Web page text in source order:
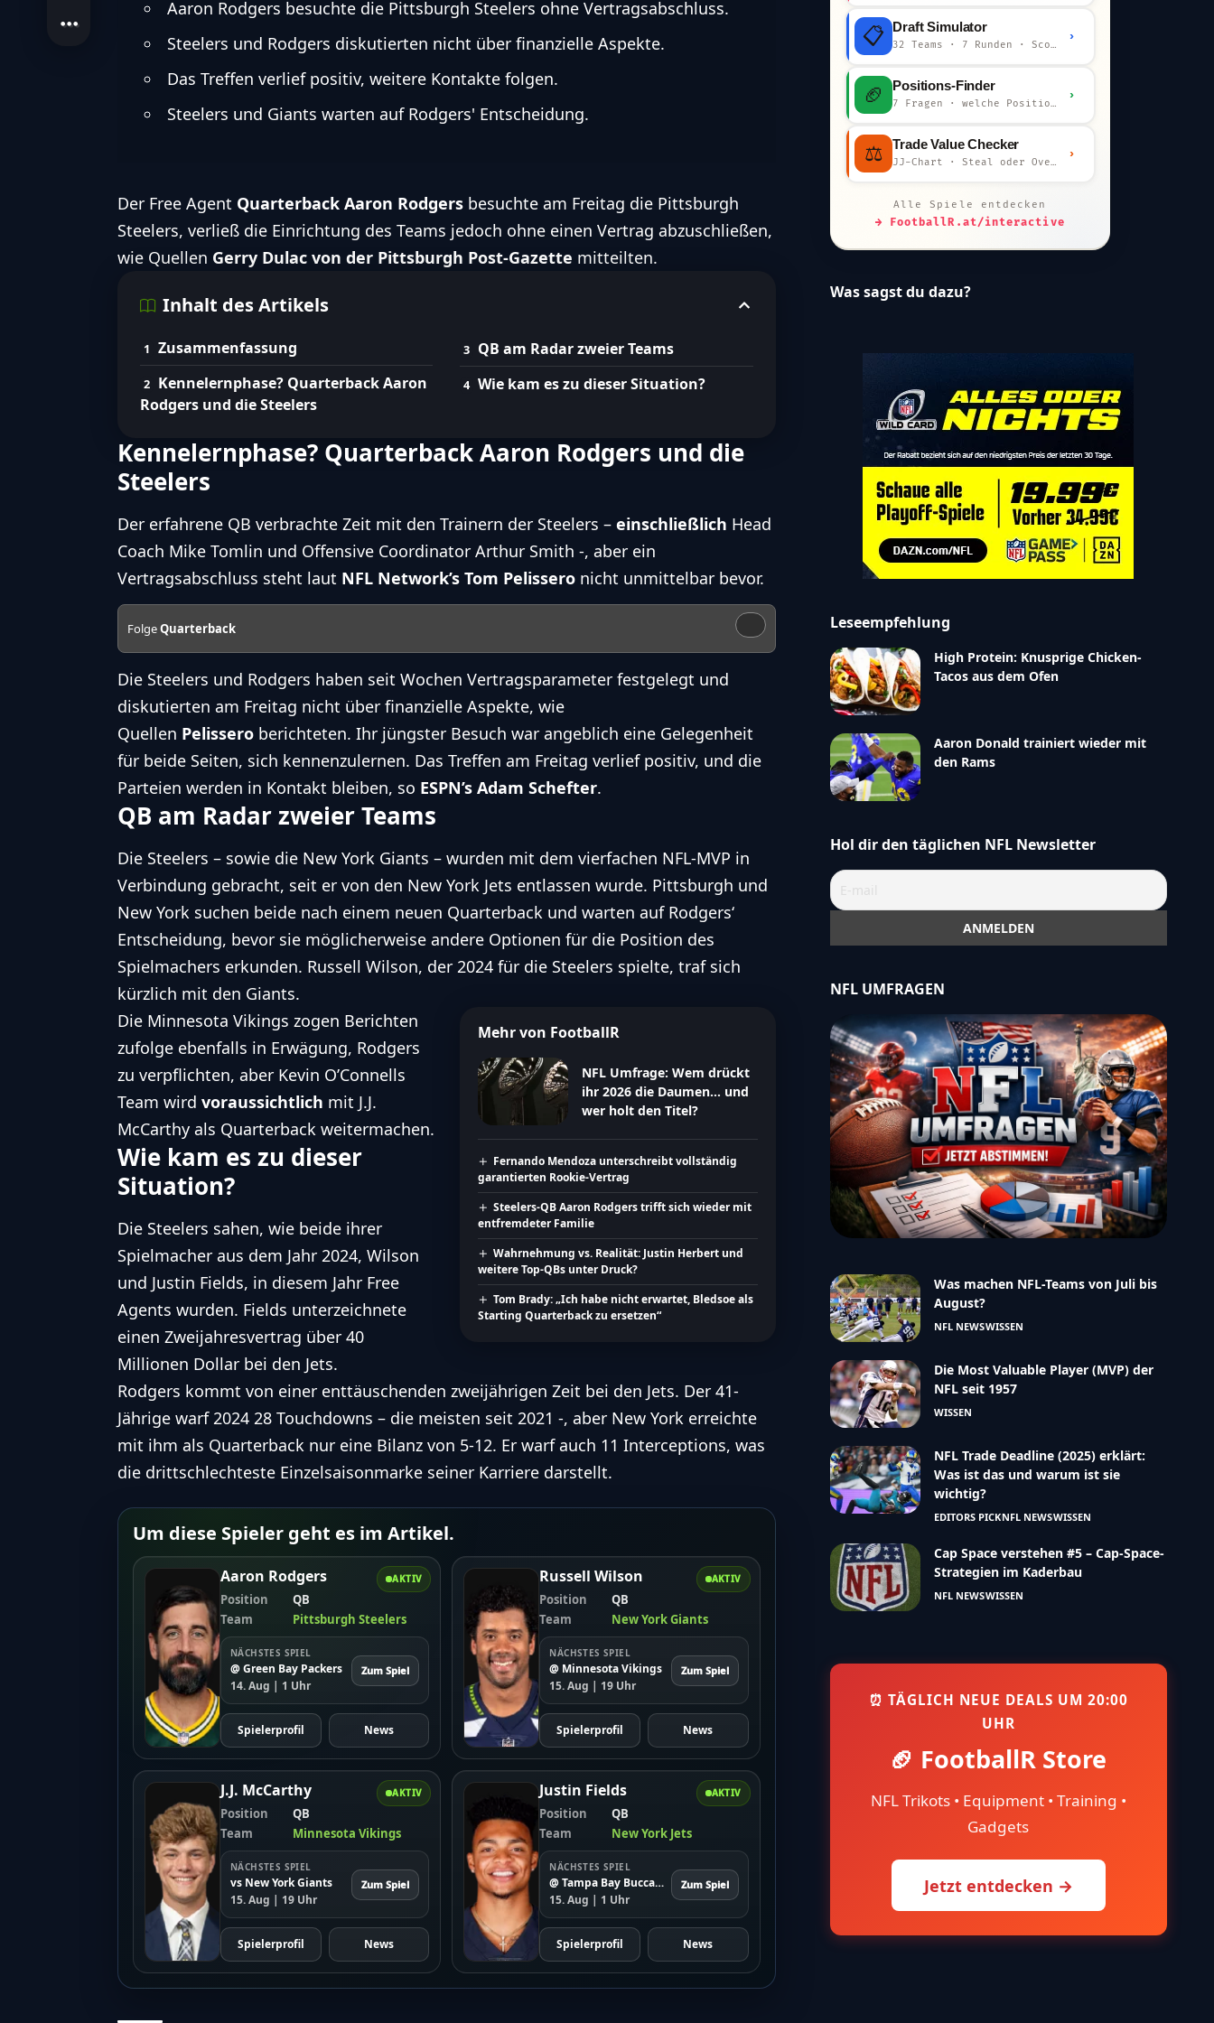
Aaron Rodgers besuchte die Pittsburgh Steelers ohne Vertragsabschluss.
Steelers und Rodgers diskutierten nicht über finanzielle Aspekte.
Das Treffen verlief positiv, weitere Kontakte folgen.
Steelers und Giants warten auf Rodgers' Entscheidung.
Der Free Agent Quarterback Aaron Rodgers besuchte am Freitag die Pittsburgh
Steelers, verließ die Einrichtung des Teams jedoch ohne einen Vertrag abzuschließen,
wie Quellen Gerry Dulac von der Pittsburgh Post-Gazette mitteilten.
Inhalt des Artikels
Zusammenfassung
Kennelernphase? Quarterback Aaron
Rodgers und die Steelers
QB am Radar zweier Teams
Wie kam es zu dieser Situation?
Kennelernphase? Quarterback Aaron Rodgers und die
Steelers
Der erfahrene QB verbrachte Zeit mit den Trainern der Steelers – einschließlich Head
Coach Mike Tomlin und Offensive Coordinator Arthur Smith -, aber ein
Vertragsabschluss steht laut NFL Network’s Tom Pelissero nicht unmittelbar bevor.
FolgeQuarterback
Die Steelers und Rodgers haben seit Wochen Vertragsparameter festgelegt und
diskutierten am Freitag nicht über finanzielle Aspekte, wie
Quellen Pelissero berichteten. Ihr jüngster Besuch war angeblich eine Gelegenheit
für beide Seiten, sich kennenzulernen. Das Treffen am Freitag verlief positiv, und die
Parteien werden in Kontakt bleiben, so ESPN’s Adam Schefter.
QB am Radar zweier Teams
Die Steelers – sowie die New York Giants – wurden mit dem vierfachen NFL-MVP in
Verbindung gebracht, seit er von den New York Jets entlassen wurde. Pittsburgh und
New York suchen beide nach einem neuen Quarterback und warten auf Rodgers‘
Entscheidung, bevor sie möglicherweise andere Optionen für die Position des
Spielmachers erkunden. Russell Wilson, der 2024 für die Steelers spielte, traf sich
kürzlich mit den Giants.
Mehr von FootballR
NFL Umfrage: Wem drückt
ihr 2026 die Daumen… und
wer holt den Titel?
Fernando Mendoza unterschreibt vollständig
garantierten Rookie-Vertrag
Steelers-QB Aaron Rodgers trifft sich wieder mit
entfremdeter Familie
Wahrnehmung vs. Realität: Justin Herbert und
weitere Top-QBs unter Druck?
Tom Brady: „Ich habe nicht erwartet, Bledsoe als
Starting Quarterback zu ersetzen“
Die Minnesota Vikings zogen Berichten
zufolge ebenfalls in Erwägung, Rodgers
zu verpflichten, aber Kevin O’Connells
Team wird voraussichtlich mit J.J.
McCarthy als Quarterback weitermachen.
Wie kam es zu dieser
Situation?
Die Steelers sahen, wie beide ihrer
Spielmacher aus dem Jahr 2024, Wilson
und Justin Fields, in diesem Jahr Free
Agents wurden. Fields unterzeichnete
einen Zweijahresvertrag über 40
Millionen Dollar bei den Jets.
Rodgers kommt von einer enttäuschenden zweijährigen Zeit bei den Jets. Der 41-
Jährige warf 2024 28 Touchdowns – die meisten seit 2021 -, aber New York erreichte
mit ihm als Quarterback nur eine Bilanz von 5-12. Er warf auch 11 Interceptions, was
die drittschlechteste Einzelsaisonmarke seiner Karriere darstellt.
Um diese Spieler geht es im Artikel.
AKTIV
Aaron Rodgers
Position
QB
Team
Pittsburgh Steelers
NÄCHSTES SPIEL
@ Green Bay Packers
14. Aug | 1 Uhr
Zum Spiel
Spielerprofil News
AKTIV
Russell Wilson
Position
QB
Team
New York Giants
NÄCHSTES SPIEL
@ Minnesota Vikings
15. Aug | 19 Uhr
Zum Spiel
Spielerprofil News
AKTIV
J.J. McCarthy
Position
QB
Team
Minnesota Vikings
NÄCHSTES SPIEL
vs New York Giants
15. Aug | 19 Uhr
Zum Spiel
Spielerprofil News
AKTIV
Justin Fields
Position
QB
Team
New York Jets
NÄCHSTES SPIEL
@ Tampa Bay Buccaneers
15. Aug | 1 Uhr
Zum Spiel
Spielerprofil News
📋 Draft Simulator
32 Teams · 7 Runden · Scout-Kommentar
›
🏈 Positions-Finder
7 Fragen · welche Position bist du?
›
⚖️ Trade Value Checker
JJ-Chart · Steal oder Overpay?
›
Alle Spiele entdecken
→ FootballR.at/interactive
Was sagst du dazu?
Leseempfehlung
High Protein: Knusprige Chicken-
Tacos aus dem Ofen
Aaron Donald trainiert wieder mit
den Rams
Hol dir den täglichen NFL Newsletter
NFL UMFRAGEN
Was machen NFL-Teams von Juli bis
August?
NFL NEWSWISSEN
Die Most Valuable Player (MVP) der
NFL seit 1957
WISSEN
NFL Trade Deadline (2025) erklärt:
Was ist das und warum ist sie
wichtig?
EDITORS PICKNFL NEWSWISSEN
Cap Space verstehen #5 – Cap-Space-
Strategien im Kaderbau
NFL NEWSWISSEN
⏰ TÄGLICH NEUE DEALS UM 20:00
UHR
🏈 FootballR Store
NFL Trikots • Equipment • Training •
Gadgets
Jetzt entdecken →